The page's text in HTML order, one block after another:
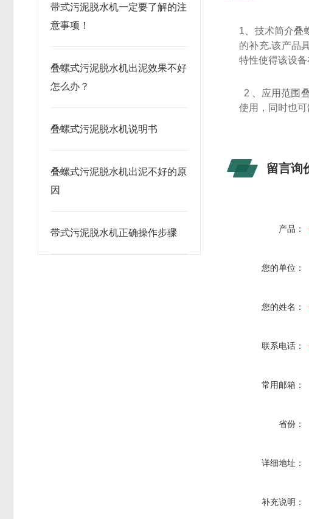
带式污泥脱水机一定要了解的注
意事项！
叠螺式污泥脱水机出泥效果不好
怎么办？
叠螺式污泥脱水机说明书
叠螺式污泥脱水机出泥不好的原
因
带式污泥脱水机正确操作步骤
1、技术简介叠
的补充.该产品
特性使得该设
2 、应用范围
使用，同时也可
留言询
产品：
您的单位：
您的姓名：
联系电话：
常用邮箱：
省份：
详细地址：
补充说明：